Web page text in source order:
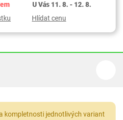
U Vás 11. 8. - 12. 8.
Hlídat cenu
kompletnosti jednotlivých variant